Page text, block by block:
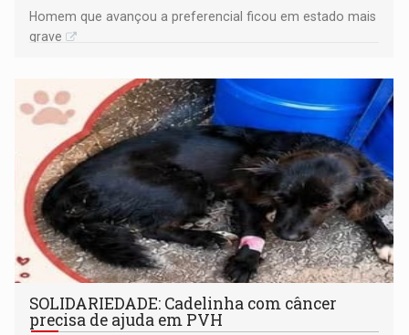
Homem que avançou a preferencial ficou em estado mais
grave
SOLIDARIEDADE: Cadelinha com câncer
precisa de ajuda em PVH